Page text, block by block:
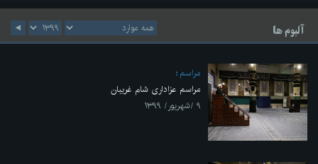
آلبوم ها
مراسم
مراسم عزاداری شام غریبان
۹ /شهریور/ ۱۳۹۹